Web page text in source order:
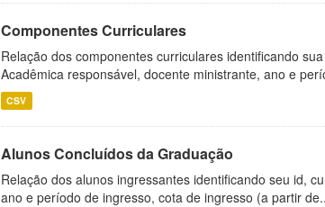
Componentes Curriculares
Relação dos componentes curriculares identificando
Acadêmica responsável, docente ministrante, ano e
CSV
Alunos Concluídos da Graduação
Relação dos alunos ingressantes identificando seu id,
ano e período de ingresso, cota de ingresso (a partir